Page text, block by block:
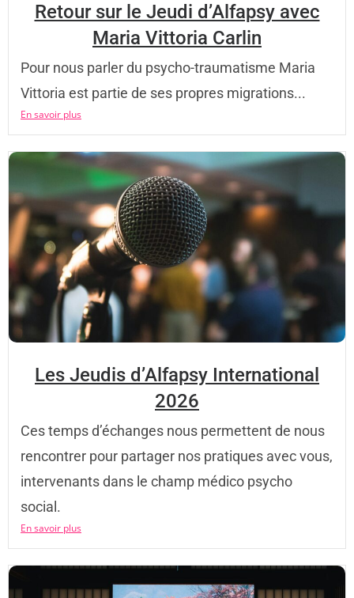
Retour sur le Jeudi d’Alfapsy avec
Maria Vittoria Carlin
Pour nous parler du psycho-traumatisme Maria
Vittoria est partie de ses propres migrations...
En savoir plus
Les Jeudis d’Alfapsy International
2026
Ces temps d’échanges nous permettent de nous
rencontrer pour partager nos pratiques avec vous,
intervenants dans le champ médico psycho
social.
En savoir plus